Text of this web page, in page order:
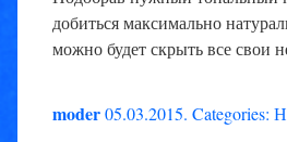
добиться максимально
можно будет скрыть все свои
moder05.03.2015. Categories: